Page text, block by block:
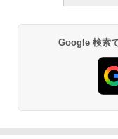
Google 検索